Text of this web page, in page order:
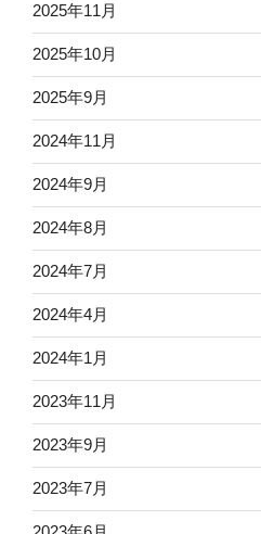
2025年11月
2025年10月
2025年9月
2024年11月
2024年9月
2024年8月
2024年7月
2024年4月
2024年1月
2023年11月
2023年9月
2023年7月